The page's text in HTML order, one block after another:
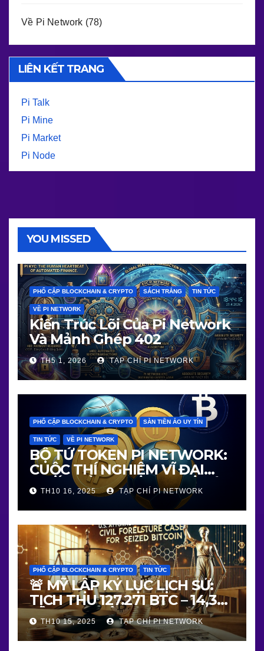
Về Pi Network (78)
LIÊN KẾT TRANG
Pi Talk
Pi Mine
Pi Market
Pi Node
YOU MISSED
PHỔ CẬP BLOCKCHAIN & CRYPTO SÁCH TRẮNG TIN TỨC
VỀ PI NETWORK
Kiến Trúc Lõi Của Pi Network
Và Mảnh Ghép 402
TH5 1, 2026 TẠP CHÍ PI NETWORK
PHỔ CẬP BLOCKCHAIN & CRYPTO SÀN TIỀN ẢO UY TÍN
TIN TỨC VỀ PI NETWORK
BỘ TỨ TOKEN PI NETWORK:
CUỘC THÍ NGHIỆM VĨ ĐẠI
NHẤT VỀ BLOCKCHAIN THẬT
– NGƯỜI THẬT – GIÁ TRỊ
THẬT
TH10 16, 2025 TẠP CHÍ PI NETWORK
PHỔ CẬP BLOCKCHAIN & CRYPTO TIN TỨC
🚨 MỸ LẬP KỶ LỤC LỊCH SỬ:
TỊCH THU 127.271 BTC – 14,36
TỶ USD – MỞ MÀN “THỜI ĐẠI
PHÁP LÝ BLOCKCHAIN”!
TH10 15, 2025 TẠP CHÍ PI NETWORK